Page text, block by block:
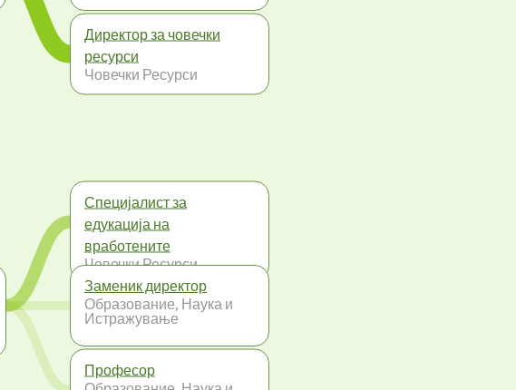
Директор за човечки
ресурси
Човечки Ресурси
Специјалист за
едукација на
вработените
Човечки Ресурси
Заменик директор
Образование, Наука и
Истражување
Професор